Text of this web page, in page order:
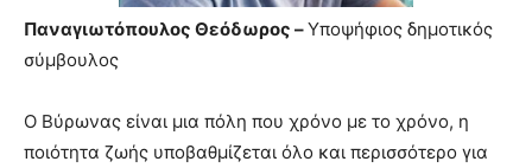
you
the
pain.
pornhun
Παναγιωτόπουλος Θεόδωρος –Υποψήφιος δημοτικός
σύμβουλος
Ο Βύρωνας είναι μια πόλη που χρόνο με το χρόνο, η
ποιότητα ζωής υποβαθμίζεται όλο και περισσότερο για